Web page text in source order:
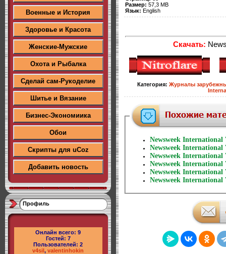
Военные и История
Здоровье и Красота
Женские-Мужские
Охота и Рыбалка
Сделай сам-Рукоделие
Шитье и Вязание
Бизнес-Экономиика
Обои
Скрипты для uCoz
Добавить новость
Профиль
Онлайн всего: 9
Гостей: 7
Пользователей: 2
v4sil, valentinhokin
Размер: 57,3 MB
Язык: English
Скачать:
Категория: Журналы
Newsweek International
Newsweek International
Newsweek International
Newsweek International
Newsweek International
Newsweek International